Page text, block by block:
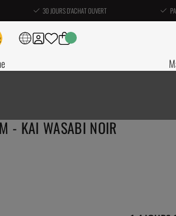
30 JOURS D'ACHAT OUVERT
- KAI WASABI NOIR